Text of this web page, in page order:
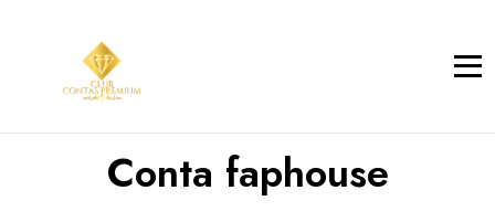
Conta faphouse